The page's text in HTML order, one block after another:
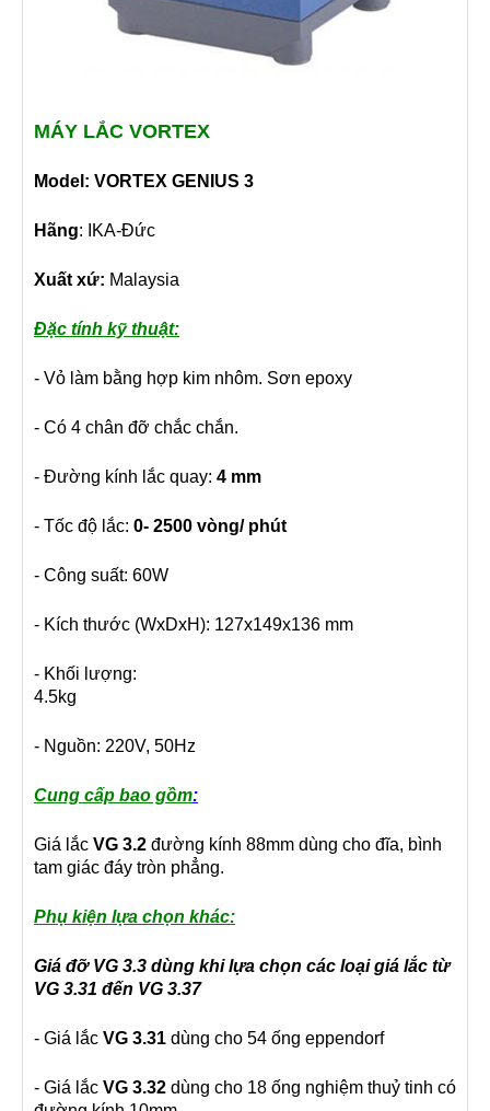
MÁY LẮC VORTEX
Model: VORTEX GENIUS 3
Hãng: IKA-Đức
Xuất xứ: Malaysia
Đặc tính kỹ thuật:
- Vỏ làm bằng hợp kim nhôm. Sơn epoxy
- Có 4 chân đỡ chắc chắn.
- Đường kính lắc quay: 4 mm
- Tốc độ lắc: 0- 2500 vòng/ phút
- Công suất: 60W
- Kích thước (WxDxH): 127x149x136 mm
- Khối lượng:
4.5kg
- Nguồn: 220V, 50Hz
Cung cấp bao gồm:
Giá lắc VG 3.2 đường kính 88mm dùng cho đĩa, bình
tam giác đáy tròn phẳng.
Phụ kiện lựa chọn khác:
Giá đỡ VG 3.3 dùng khi lựa chọn các loại giá lắc từ
VG 3.31 đến VG 3.37
- Giá lắc VG 3.31 dùng cho 54 ống eppendorf
- Giá lắc VG 3.32 dùng cho 18 ống nghiệm thuỷ tinh có